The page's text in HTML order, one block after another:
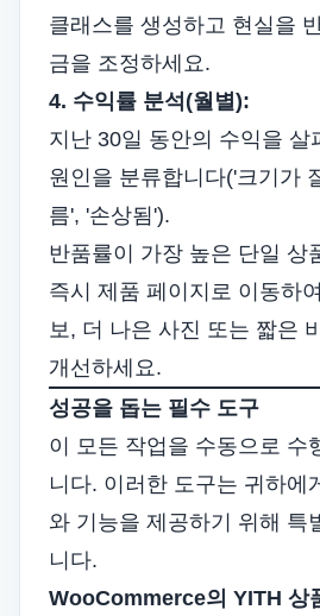
클래스를 생성하고 현실을
금을 조정하세요.
4. 수익률 분석(월별):
지난 30일 동안의 수익을 살
원인을 분류합니다('크기가
름', '손상됨').
반품률이 가장 높은 단일 상
즉시 제품 페이지로 이동하
보, 더 나은 사진 또는 짧은
개선하세요.
성공을 돕는 필수 도구
이 모든 작업을 수동으로 수
니다. 이러한 도구는 귀하에
와 기능을 제공하기 위해 특
니다.
WooCommerce의 YITH 상